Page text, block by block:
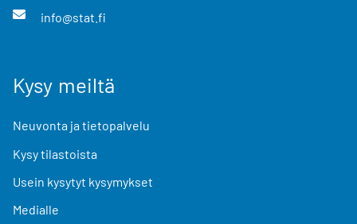
info@stat.fi
Kysy meiltä
Neuvonta ja tietopalvelu
Kysy tilastoista
Usein kysytyt kysymykset
Medialle